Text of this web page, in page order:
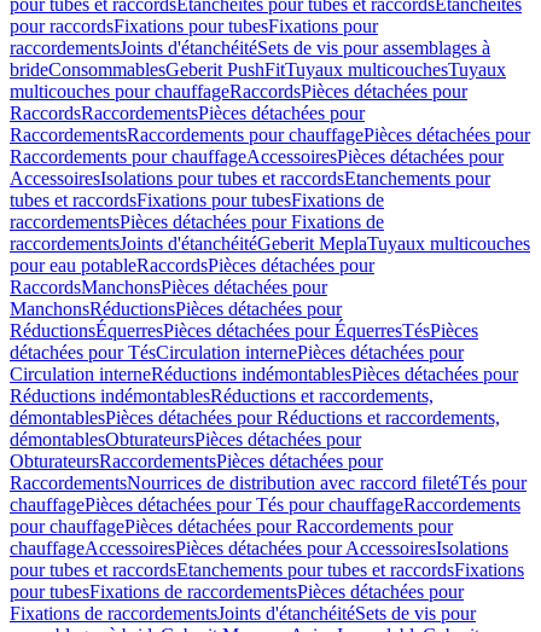
pour tubes et raccordsEtanchéités pour tubes et raccordsEtanchéités
pour raccordsFixations pour tubesFixations pour
raccordementsJoints d'étanchéitéSets de vis pour assemblages à
brideConsommablesGeberit PushFitTuyaux multicouchesTuyaux
multicouches pour chauffageRaccordsPièces détachées pour
RaccordsRaccordementsPièces détachées pour
RaccordementsRaccordements pour chauffagePièces détachées pour
Raccordements pour chauffageAccessoiresPièces détachées pour
AccessoiresIsolations pour tubes et raccordsEtanchements pour
tubes et raccordsFixations pour tubesFixations de
raccordementsPièces détachées pour Fixations de
raccordementsJoints d'étanchéitéGeberit MeplaTuyaux multicouches
pour eau potableRaccordsPièces détachées pour
RaccordsManchonsPièces détachées pour
ManchonsRéductionsPièces détachées pour
RéductionsÉquerresPièces détachées pour ÉquerresTésPièces
détachées pour TésCirculation internePièces détachées pour
Circulation interneRéductions indémontablesPièces détachées pour
Réductions indémontablesRéductions et raccordements,
démontablesPièces détachées pour Réductions et raccordements,
démontablesObturateursPièces détachées pour
ObturateursRaccordementsPièces détachées pour
RaccordementsNourrices de distribution avec raccord filetéTés pour
chauffagePièces détachées pour Tés pour chauffageRaccordements
pour chauffagePièces détachées pour Raccordements pour
chauffageAccessoiresPièces détachées pour AccessoiresIsolations
pour tubes et raccordsEtanchements pour tubes et raccordsFixations
pour tubesFixations de raccordementsPièces détachées pour
Fixations de raccordementsJoints d'étanchéitéSets de vis pour